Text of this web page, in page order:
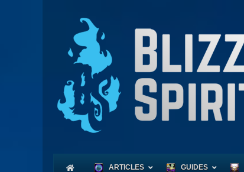
ARTICLES GUIDES